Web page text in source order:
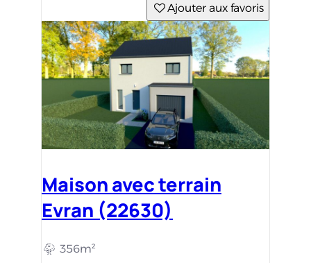
Ajouter aux favoris
Maison avec terrain
Evran (22630)
356m²